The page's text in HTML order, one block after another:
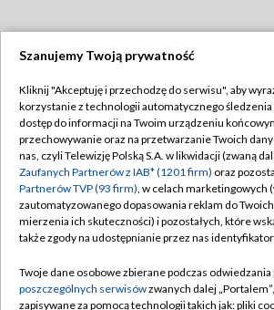
TVP
Abonament TVP
Emisja w TVP
Centrum informacji TVP
Naziemna Telewizja Cyfrowa
Rada Programowa
Regulamin TVP
Polityka
Moje zgody
Pomoc
Kontakt
Szanujemy Twoją prywatność
Kliknij "Akceptuję i przechodzę do serwisu", aby
korzystanie z technologii automatycznego śledzenia
dostęp do informacji na Twoim urządzeniu
przechowywanie oraz na przetwarzanie Twoich
nas, czyli Telewizję Polską S.A. w likwidacji (zwaną
Zaufanych Partnerów z IAB* (1201 firm) oraz
Partnerów TVP (93 firm), w celach marketingowych
zautomatyzowanego dopasowania reklam do
mierzenia ich skuteczności) i pozostałych, które
także zgody na udostępnianie przez nas
Twoje dane osobowe zbierane podczas odwiedzania
poszczególnych serwisówzwanych dalej
zapisywane za pomocą technologii takich jak: pliki